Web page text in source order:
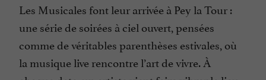
Les Musicales font leur arrivée à Pey la Tour :
une série de soirées à ciel ouvert, pensées
comme de véritables parenthèses estivales, où
la musique live rencontre l’art de vivre. À